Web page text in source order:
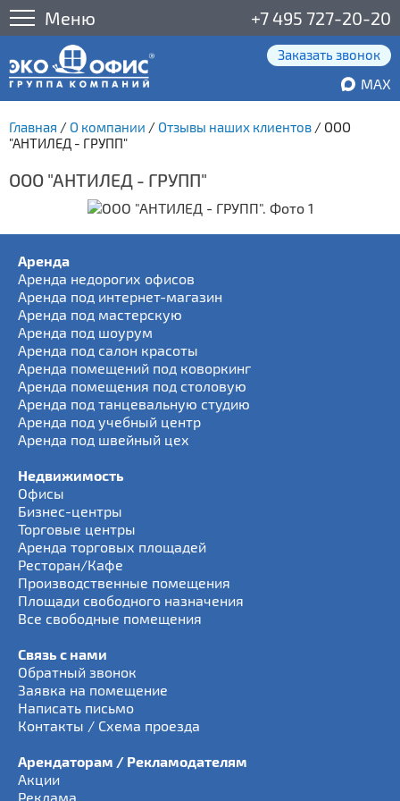
Меню +7 495 727-20-20
Заказать звонок
MAX
Главная / О компании / Отзывы наших клиентов / ООО
"АНТИЛЕД - ГРУПП"
ООО "АНТИЛЕД - ГРУПП"
Аренда
Аренда недорогих офисов
Аренда под интернет-магазин
Аренда под мастерскую
Аренда под шоурум
Аренда под салон красоты
Аренда помещений под коворкинг
Аренда помещения под столовую
Аренда под танцевальную студию
Аренда под учебный центр
Аренда под швейный цех
Недвижимость
Офисы
Бизнес-центры
Торговые центры
Аренда торговых площадей
Ресторан/Кафе
Производственные помещения
Площади свободного назначения
Все свободные помещения
Связь с нами
Обратный звонок
Заявка на помещение
Написать письмо
Контакты / Схема проезда
Арендаторам / Рекламодателям
Акции
Реклама